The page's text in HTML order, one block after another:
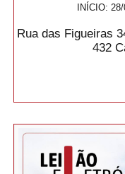
INÍCIO:
Rua das Figueiras
432